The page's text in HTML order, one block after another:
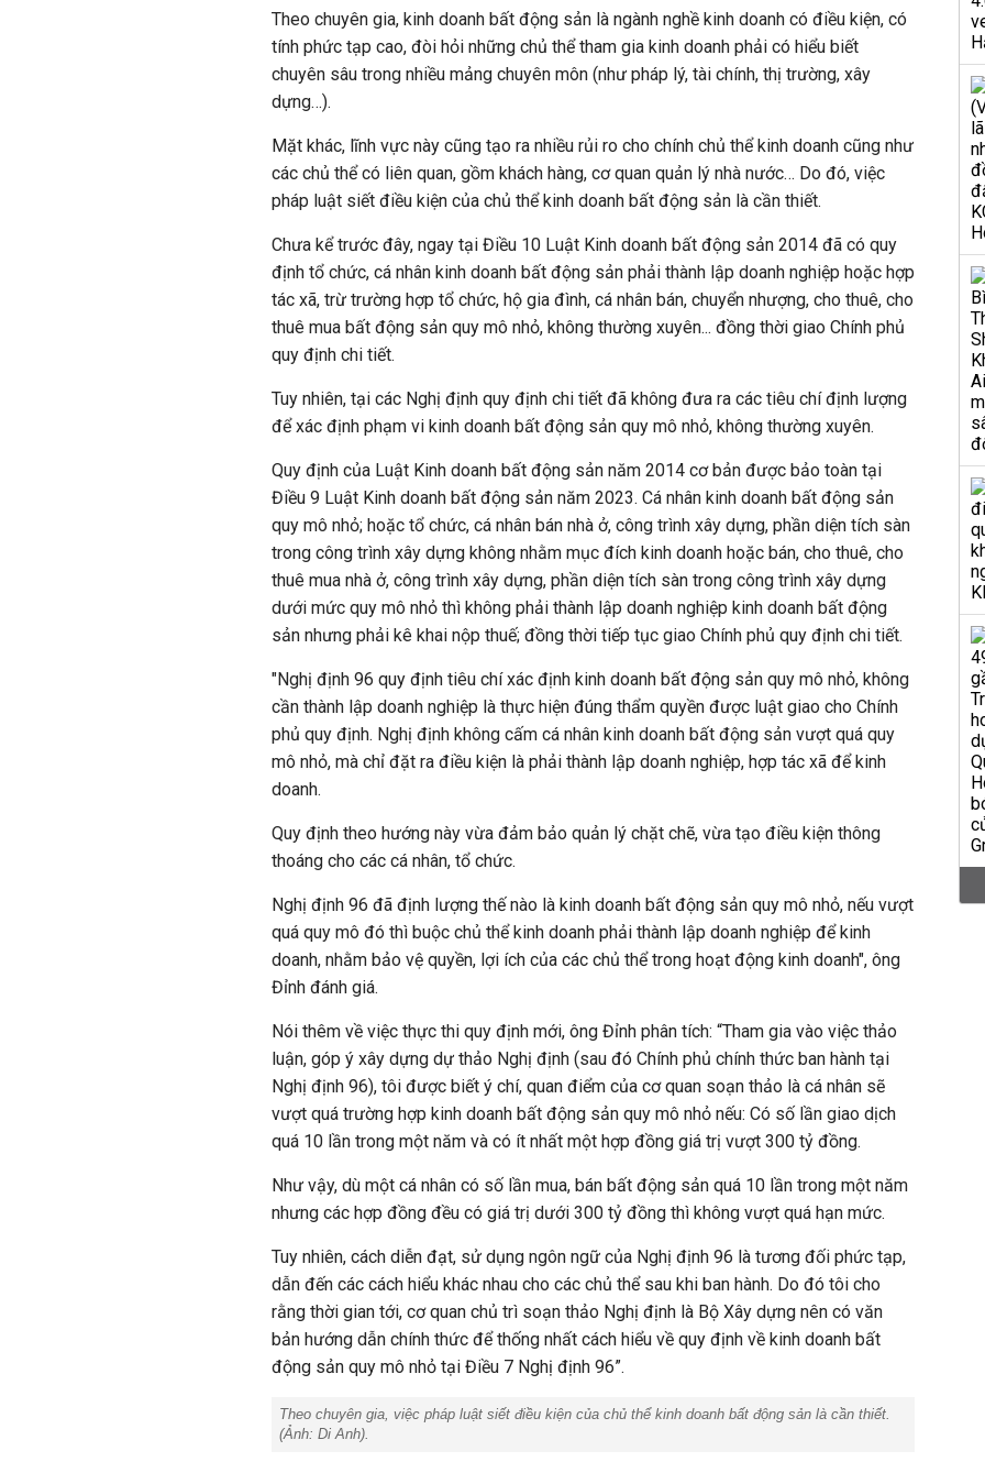
Theo chuyên gia, kinh doanh bất động sản là ngành nghề kinh doanh có điều kiện, có
tính phức tạp cao, đòi hỏi những chủ thể tham gia kinh doanh phải có hiểu biết
chuyên sâu trong nhiều mảng chuyên môn (như pháp lý, tài chính, thị trường, xây
dựng…).
Mặt khác, lĩnh vực này cũng tạo ra nhiều rủi ro cho chính chủ thể kinh doanh cũng như
các chủ thể có liên quan, gồm khách hàng, cơ quan quản lý nhà nước… Do đó, việc
pháp luật siết điều kiện của chủ thể kinh doanh bất động sản là cần thiết.
Chưa kể trước đây, ngay tại Điều 10 Luật Kinh doanh bất động sản 2014 đã có quy
định tổ chức, cá nhân kinh doanh bất động sản phải thành lập doanh nghiệp hoặc hợp
tác xã, trừ trường hợp tổ chức, hộ gia đình, cá nhân bán, chuyển nhượng, cho thuê, cho
thuê mua bất động sản quy mô nhỏ, không thường xuyên... đồng thời giao Chính phủ
quy định chi tiết.
Tuy nhiên, tại các Nghị định quy định chi tiết đã không đưa ra các tiêu chí định lượng
để xác định phạm vi kinh doanh bất động sản quy mô nhỏ, không thường xuyên.
Quy định của Luật Kinh doanh bất động sản năm 2014 cơ bản được bảo toàn tại
Điều 9 Luật Kinh doanh bất động sản năm 2023. Cá nhân kinh doanh bất động sản
quy mô nhỏ; hoặc tổ chức, cá nhân bán nhà ở, công trình xây dựng, phần diện tích sàn
trong công trình xây dựng không nhằm mục đích kinh doanh hoặc bán, cho thuê, cho
thuê mua nhà ở, công trình xây dựng, phần diện tích sàn trong công trình xây dựng
dưới mức quy mô nhỏ thì không phải thành lập doanh nghiệp kinh doanh bất động
sản nhưng phải kê khai nộp thuế; đồng thời tiếp tục giao Chính phủ quy định chi tiết.
"Nghị định 96 quy định tiêu chí xác định kinh doanh bất động sản quy mô nhỏ, không
cần thành lập doanh nghiệp là thực hiện đúng thẩm quyền được luật giao cho Chính
phủ quy định. Nghị định không cấm cá nhân kinh doanh bất động sản vượt quá quy
mô nhỏ, mà chỉ đặt ra điều kiện là phải thành lập doanh nghiệp, hợp tác xã để kinh
doanh.
Quy định theo hướng này vừa đảm bảo quản lý chặt chẽ, vừa tạo điều kiện thông
thoáng cho các cá nhân, tổ chức.
Nghị định 96 đã định lượng thế nào là kinh doanh bất động sản quy mô nhỏ, nếu vượt
quá quy mô đó thì buộc chủ thể kinh doanh phải thành lập doanh nghiệp để kinh
doanh, nhằm bảo vệ quyền, lợi ích của các chủ thể trong hoạt động kinh doanh", ông
Đỉnh đánh giá.
Nói thêm về việc thực thi quy định mới, ông Đỉnh phân tích: “Tham gia vào việc thảo
luận, góp ý xây dựng dự thảo Nghị định (sau đó Chính phủ chính thức ban hành tại
Nghị định 96), tôi được biết ý chí, quan điểm của cơ quan soạn thảo là cá nhân sẽ
vượt quá trường hợp kinh doanh bất động sản quy mô nhỏ nếu: Có số lần giao dịch
quá 10 lần trong một năm và có ít nhất một hợp đồng giá trị vượt 300 tỷ đồng.
Như vậy, dù một cá nhân có số lần mua, bán bất động sản quá 10 lần trong một năm
nhưng các hợp đồng đều có giá trị dưới 300 tỷ đồng thì không vượt quá hạn mức.
Tuy nhiên, cách diễn đạt, sử dụng ngôn ngữ của Nghị định 96 là tương đối phức tạp,
dẫn đến các cách hiểu khác nhau cho các chủ thể sau khi ban hành. Do đó tôi cho
rằng thời gian tới, cơ quan chủ trì soạn thảo Nghị định là Bộ Xây dựng nên có văn
bản hướng dẫn chính thức để thống nhất cách hiểu về quy định về kinh doanh bất
động sản quy mô nhỏ tại Điều 7 Nghị định 96”.
Theo chuyên gia, việc pháp luật siết điều kiện của chủ thể kinh doanh bất động sản là cần thiết.
(Ảnh: Di Anh).